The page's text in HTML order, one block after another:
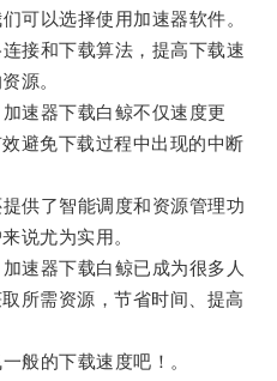
以选择使用加速器软件。
和下载算法，提高下载速
源。
器下载白鲸不仅速度更
避免下载过程中出现的中断
了智能调度和资源管理功
说尤为实用。
器下载白鲸已成为很多人
所需资源，节省时间、提高
的下载速度吧！。